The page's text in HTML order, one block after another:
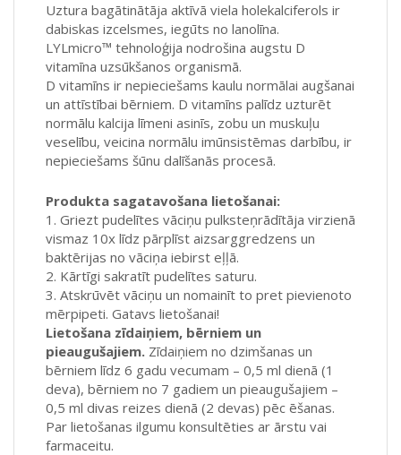
Uztura bagātinātāja aktīvā viela holekalciferols ir
dabiskas izcelsmes, iegūts no lanolīna.
LYLmicro™ tehnoloģija nodrošina augstu D
vitamīna uzsūkšanos organismā.
D vitamīns ir nepieciešams kaulu normālai augšanai
un attīstībai bērniem. D vitamīns palīdz uzturēt
normālu kalcija līmeni asinīs, zobu un muskuļu
veselību, veicina normālu imūnsistēmas darbību, ir
nepieciešams šūnu dalīšanās procesā.
Produkta sagatavošana lietošanai:
1. Griezt pudelītes vāciņu pulksteņrādītāja virzienā
vismaz 10x līdz pārplīst aizsarggredzens un
baktērijas no vāciņa iebirst eļļā.
2. Kārtīgi sakratīt pudelītes saturu.
3. Atskrūvēt vāciņu un nomainīt to pret pievienoto
mērpipeti. Gatavs lietošanai!
Lietošana zīdaiņiem, bērniem un
pieaugušajiem. Zīdaiņiem no dzimšanas un
bērniem līdz 6 gadu vecumam – 0,5 ml dienā (1
deva), bērniem no 7 gadiem un pieaugušajiem –
0,5 ml divas reizes dienā (2 devas) pēc ēšanas.
Par lietošanas ilgumu konsultēties ar ārstu vai
farmaceitu.